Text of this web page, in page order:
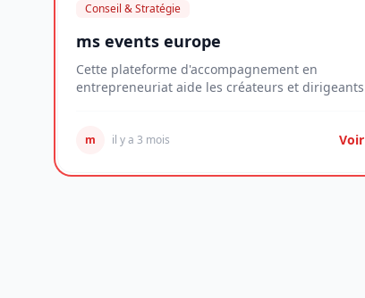
Conseil & Stratégie
ms events europe
Cette plateforme d'accompagnement en
entrepreneuriat aide les créateurs et dirigeants
m il y a 3 mois Voir